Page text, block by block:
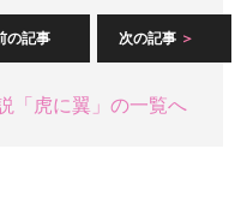
の記事 次の記事
「虎に翼」の一覧へ